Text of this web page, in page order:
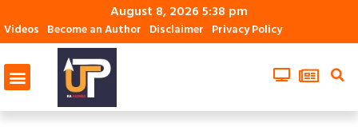
August 8, 2026 5:38 pm
Videos Become an Author Disclaimer Privacy Policy